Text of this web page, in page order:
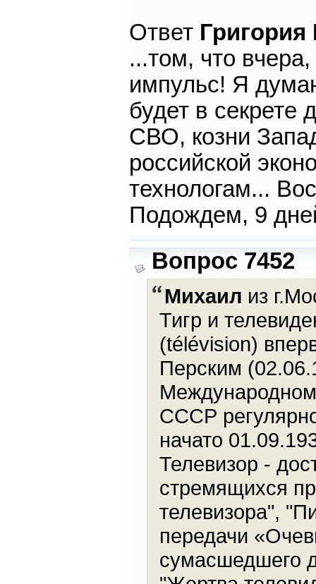
Ответ
...том, что
импульс! Я
будет в
СВО, козни
российской
технологам...
Подождем, 9
Вопрос 7452
Михаил из
Тигр и
(télévision)
Перским
Международном
СССР
начато
Телевизор -
стремящихся
телевизора",
передачи
сумасшедшего